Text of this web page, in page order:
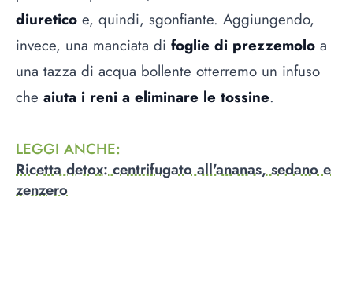
diuretico e, quindi, sgonfiante. Aggiungendo,
invece, una manciata di foglie di prezzemolo a
una tazza di acqua bollente otterremo un infuso
che aiuta i reni a eliminare le tossine.
LEGGI ANCHE:
Ricetta detox: centrifugato all'ananas, sedano e
zenzero